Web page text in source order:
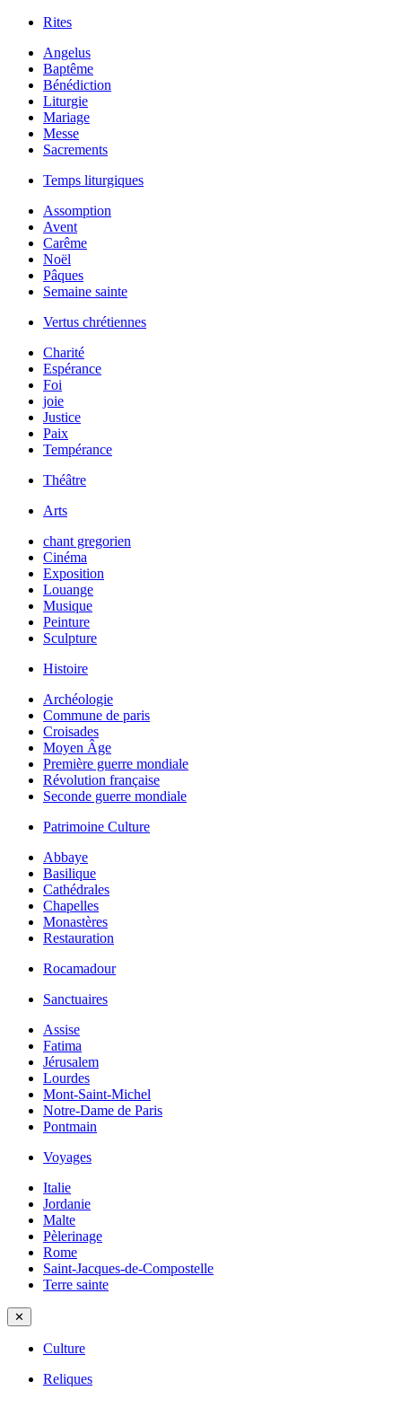
Rites
Angelus
Baptême
Bénédiction
Liturgie
Mariage
Messe
Sacrements
Temps liturgiques
Assomption
Avent
Carême
Noël
Pâques
Semaine sainte
Vertus chrétiennes
Charité
Espérance
Foi
joie
Justice
Paix
Tempérance
Théâtre
Arts
chant gregorien
Cinéma
Exposition
Louange
Musique
Peinture
Sculpture
Histoire
Archéologie
Commune de paris
Croisades
Moyen Âge
Première guerre mondiale
Révolution française
Seconde guerre mondiale
Patrimoine Culture
Abbaye
Basilique
Cathédrales
Chapelles
Monastères
Restauration
Rocamadour
Sanctuaires
Assise
Fatima
Jérusalem
Lourdes
Mont-Saint-Michel
Notre-Dame de Paris
Pontmain
Voyages
Italie
Jordanie
Malte
Pèlerinage
Rome
Saint-Jacques-de-Compostelle
Terre sainte
✕
Culture
Reliques